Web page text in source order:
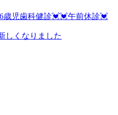
歳児歯科健診💓💓午前休診💓
しくなりました